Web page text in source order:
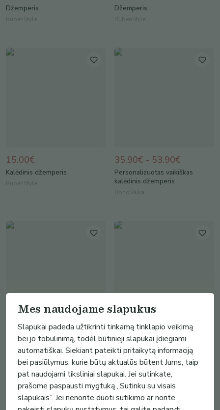
Džemperis
RubenStyle
Džemperis
RubenStyle
15.00€
Kalėdinis džemperis
RubenStyle
35.90€ - 53.90€
Personalizuotas vaikiškas
kalėdinis džemperis
BohoVaikai
35.90€ - 53.90€
PERSONALIZUOTAS
KALĖDINIS DŽEMPERIS VAIKUI
„ŽIEMOS ELNIUKAS“
BohoVaikai
37.00€ - 47.90€
Personalizuotas vaikiškas
džemperis mergaitei „Zuikutis“
BohoVaikai
Mes naudojame slapukus
Slapukai padeda užtikrinti tinkamą tinklapio veikimą
bei jo tobulinimą, todėl būtinieji slapukai įdiegiami
automatiškai. Siekiant pateikti pritaikytą informaciją
bei pasiūlymus, kurie būtų aktualūs būtent Jums, taip
pat naudojami tiksliniai slapukai. Jei sutinkate,
prašome paspausti mygtuką „Sutinku su visais
slapukais“. Jei nenorite duoti sutikimo ar norite